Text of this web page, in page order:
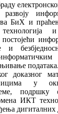
БиХ и
и
доказног
у
подршку
ИКТ
дигиталних